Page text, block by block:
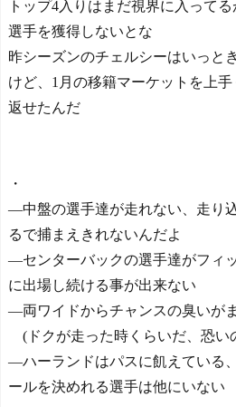
トップ4入りはまだ視界に入って
選手を獲得しないとな
昨シーズンのチェルシーはいっと
けど、1月の移籍マーケットを上
返せたんだ
・
―中盤の選手達が走れない、走り
るで捕まえきれないんだよ
―センターバックの選手達がフィ
に出場し続ける事が出来ない
―両ワイドからチャンスの臭いが
(ドクが走った時くらいだ、恐い
―ハーランドはパスに飢えている
ールを決めれる選手は他にいない